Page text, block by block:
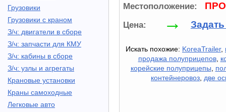
Грузовики
Грузовики с краном
З/ч: двигатели в сборе
З/ч: запчасти для КМУ
З/ч: кабины в сборе
З/ч: узлы и агрегаты
Крановые установки
Краны самоходные
Легковые авто
Местоположение:
Цена: →
Искать похожие: KoreaTrailer,
продажа полуприцепов,
корейские полуприцепы,
контейнеровоз, две